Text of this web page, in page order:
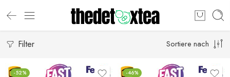
Filter Sortiere nach
-52% -46%